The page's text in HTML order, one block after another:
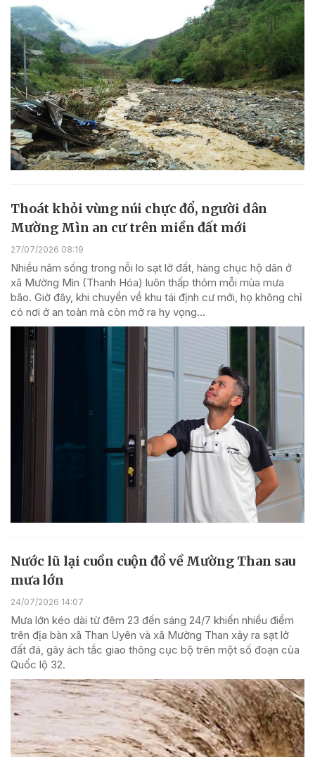
Thoát khỏi vùng núi chực đổ, người dân
Mường Mìn an cư trên miền đất mới
27/07/2026 08:19
Nhiều năm sống trong nỗi lo sạt lở đất, hàng chục hộ dân ở
xã Mường Mìn (Thanh Hóa) luôn thấp thỏm mỗi mùa mưa
bão. Giờ đây, khi chuyển về khu tái định cư mới, họ không chỉ
có nơi ở an toàn mà còn mở ra hy vọng...
Nước lũ lại cuồn cuộn đổ về Mường Than sau
mưa lớn
24/07/2026 14:07
Mưa lớn kéo dài từ đêm 23 đến sáng 24/7 khiến nhiều điểm
trên địa bàn xã Than Uyên và xã Mường Than xảy ra sạt lở
đất đá, gây ách tắc giao thông cục bộ trên một số đoạn của
Quốc lộ 32.